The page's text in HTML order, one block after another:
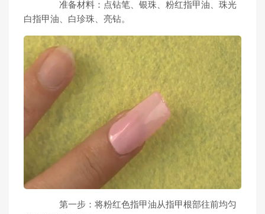
准备材料：点钻笔、银珠、粉红指甲油、珠光
白指甲油、白珍珠、亮钻。
第一步：将粉红色指甲油从指甲根部往前均匀